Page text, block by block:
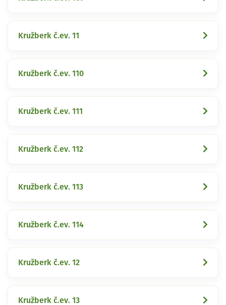
Kružberk č.ev. 11
Kružberk č.ev. 110
Kružberk č.ev. 111
Kružberk č.ev. 112
Kružberk č.ev. 113
Kružberk č.ev. 114
Kružberk č.ev. 12
Kružberk č.ev. 13